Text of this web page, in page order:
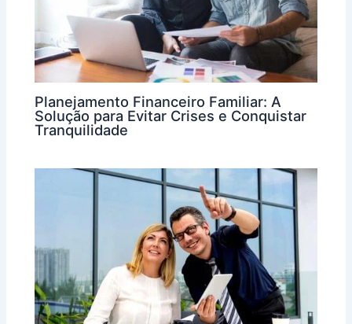
Planejamento Financeiro Familiar: A
Solução para Evitar Crises e Conquistar
Tranquilidade